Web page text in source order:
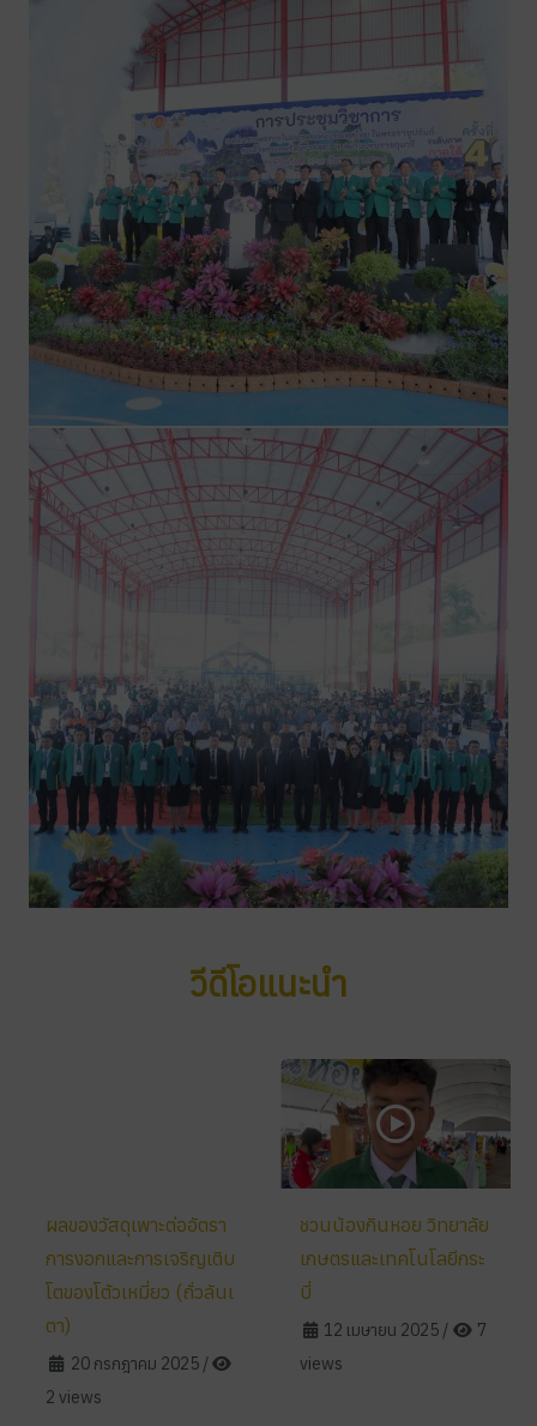
วีดีโอแนะนำ
ผลของวัสดุเพาะต่ออัตรา
การงอกและการเจริญเติบ
โตของโต้วเหมี่ยว (ถั่วลันเ
ตา)
20 กรกฎาคม 2025/
2 views
ชวนน้องกินหอย วิทยาลัย
เกษตรและเทคโนโลยีกระ
บี่
12 เมษายน 2025 /
7
views